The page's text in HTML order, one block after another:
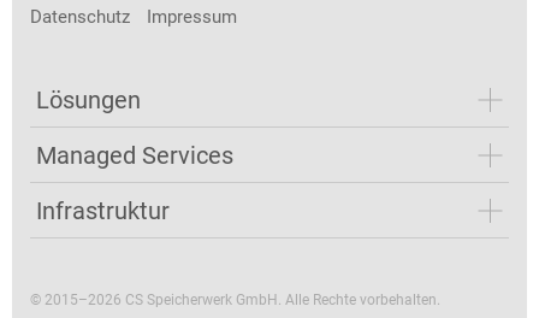
Datenschutz Impressum
Lösungen
Managed Services
Infrastruktur
© 2015–2026 CS Speicherwerk GmbH. Alle Rechte vorbehalten.